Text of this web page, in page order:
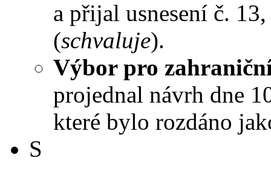
a přijal usnesení č.
(schvaluje).
Výbor pro
projednal návrh dne
které bylo rozdáno
S